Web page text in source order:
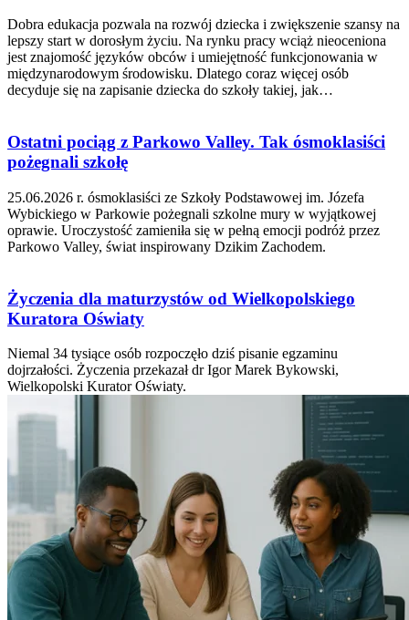
Dobra edukacja pozwala na rozwój dziecka i zwiększenie szansy na
lepszy start w dorosłym życiu. Na rynku pracy wciąż nieoceniona
jest znajomość języków obców i umiejętność funkcjonowania w
międzynarodowym środowisku. Dlatego coraz więcej osób
decyduje się na zapisanie dziecka do szkoły takiej, jak…
Ostatni pociąg z Parkowo Valley. Tak ósmoklasiści
pożegnali szkołę
25.06.2026 r. ósmoklasiści ze Szkoły Podstawowej im. Józefa
Wybickiego w Parkowie pożegnali szkolne mury w wyjątkowej
oprawie. Uroczystość zamieniła się w pełną emocji podróż przez
Parkowo Valley, świat inspirowany Dzikim Zachodem.
Życzenia dla maturzystów od Wielkopolskiego
Kuratora Oświaty
Niemal 34 tysiące osób rozpoczęło dziś pisanie egzaminu
dojrzałości. Życzenia przekazał dr Igor Marek Bykowski,
Wielkopolski Kurator Oświaty.